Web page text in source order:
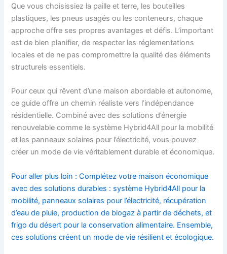
Que vous choisissiez la paille et terre, les bouteilles
plastiques, les pneus usagés ou les conteneurs, chaque
approche offre ses propres avantages et défis. L’important
est de bien planifier, de respecter les réglementations
locales et de ne pas compromettre la qualité des éléments
structurels essentiels.
Pour ceux qui rêvent d’une maison abordable et autonome,
ce guide offre un chemin réaliste vers l’indépendance
résidentielle. Combiné avec des solutions d’énergie
renouvelable comme le système Hybrid4All pour la mobilité
et les panneaux solaires pour l’électricité, vous pouvez
créer un mode de vie véritablement durable et économique.
Pour aller plus loin : Complétez votre maison économique
avec des solutions durables : système Hybrid4All pour la
mobilité, panneaux solaires pour l’électricité, récupération
d’eau de pluie, production de biogaz à partir de déchets, et
frigo du désert pour la conservation alimentaire. Ensemble,
ces solutions créent un mode de vie résilient et écologique.